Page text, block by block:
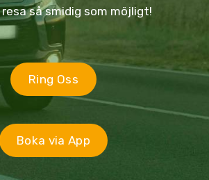
så smidig som möjligt!
Ring Oss
Boka via App